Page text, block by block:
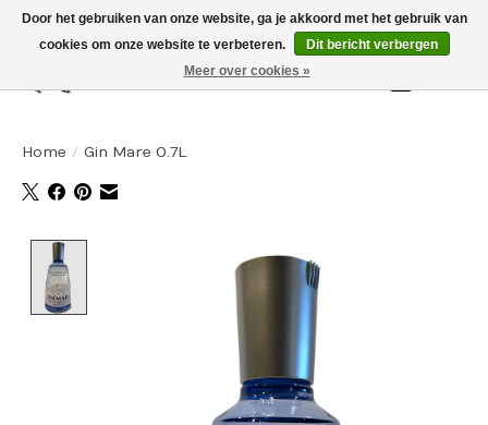
Home / Gin Mare 0.7L
Door het gebruiken van onze website, ga je akkoord met het gebruik van
cookies om onze website te verbeteren.
Dit bericht verbergen
Meer over cookies »